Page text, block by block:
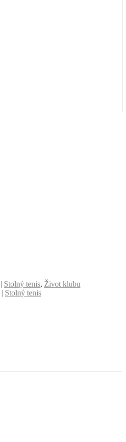
| Stolný tenis, Život klubu
| Stolný tenis